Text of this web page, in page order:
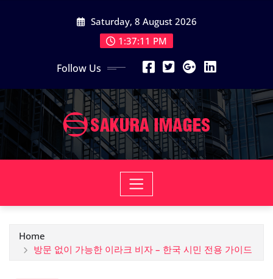
Saturday, 8 August 2026
1:37:12 PM
Follow Us
Home
방문 없이 가능한 이라크 비자 – 한국 시민 전용 가이드